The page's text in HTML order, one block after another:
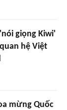
giọng Kiwi'
hệ Việt
mừng Quốc